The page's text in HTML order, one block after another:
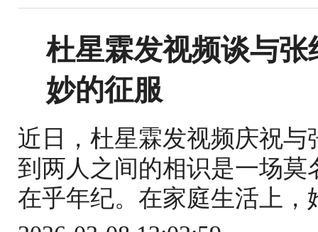
杜星霖发视频谈与
妙的征服
近日，杜星霖发视频庆祝
到两人之间的相识是一场
在乎年纪。在家庭生活上